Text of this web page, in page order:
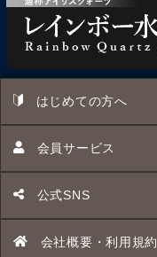
はじめての方へ
会員サービス
公式SNS
会社概要・利用規約